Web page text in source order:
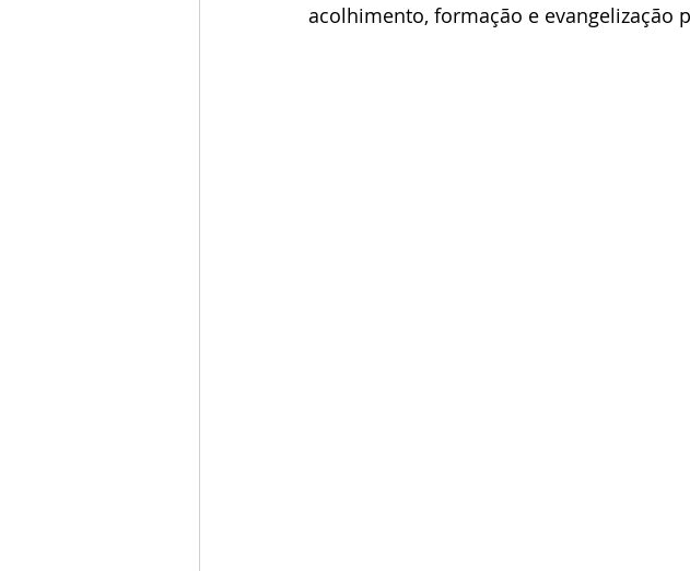
acolhimento, formação e evangelização